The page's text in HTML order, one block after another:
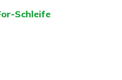
Schleife